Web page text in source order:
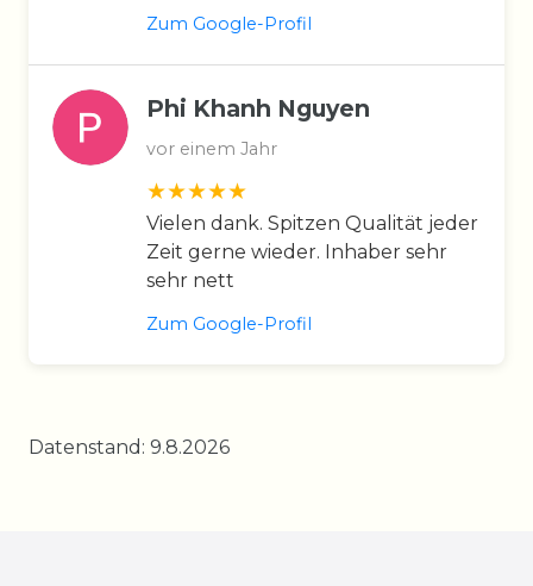
Zum Google-Profil
Phi Khanh Nguyen
vor einem Jahr
Vielen dank. Spitzen Qualität jeder
Zeit gerne wieder. Inhaber sehr
sehr nett
Zum Google-Profil
Datenstand: 9.8.2026